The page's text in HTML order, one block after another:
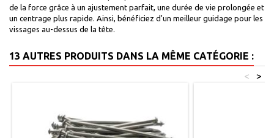
de la force grâce à un ajustement parfait, une durée de vie prolongée et
un centrage plus rapide. Ainsi, bénéficiez d'un meilleur guidage pour les
vissages au-dessus de la tête.
13 AUTRES PRODUITS DANS LA MÊME CATÉGORIE :
>
<